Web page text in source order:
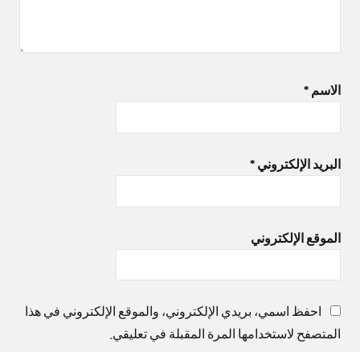
الاسم *
البريد الإلكتروني *
الموقع الإلكتروني
احفظ اسمي، بريدي الإلكتروني، والموقع الإلكتروني في هذا
المتصفح لاستخدامها المرة المقبلة في تعليقي.